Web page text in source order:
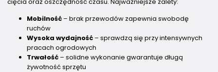
Mobilność – brak przewodów zapewnia swobodę
ruchów
Wysoka wydajność – sprawdzą się przy intensywnych
pracach ogrodowych
Trwałość – solidne wykonanie gwarantuje długą
żywotność sprzętu